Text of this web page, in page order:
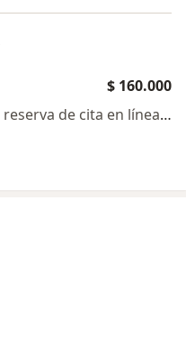
$ 160.000
Este especialista no ofrece reserva de cita en línea en esta dirección.